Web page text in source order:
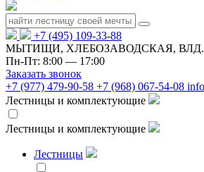
+7 (495) 109-33-88
МЫТИЩИ, ХЛЕБОЗАВОДСКАЯ, ВЛД.
Пн-Пт: 8:00 — 17:00
Заказать звонок
+7 (977) 479-90-58 +7 (968) 067-54-08
Лестницы и комплектующие
Лестницы и комплектующие
Лестницы